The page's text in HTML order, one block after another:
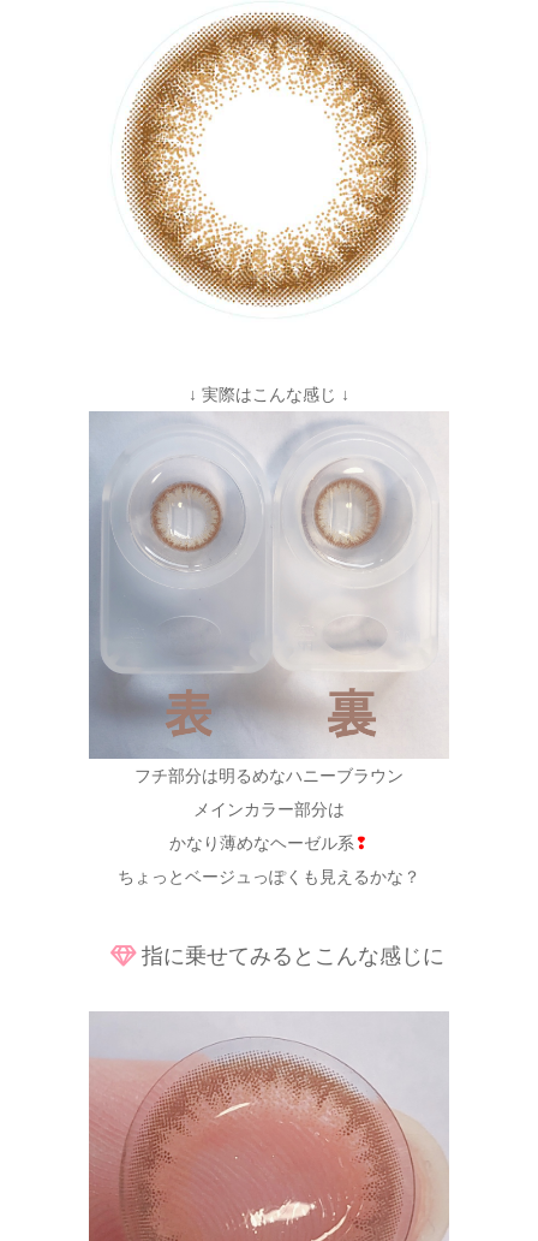
↓ 実際はこんな感じ ↓
フチ部分は明るめなハニーブラウン
メインカラー部分は
かなり薄めなヘーゼル系❢
ちょっとベージュっぽくも見えるかな？
指に乗せてみるとこんな感じに